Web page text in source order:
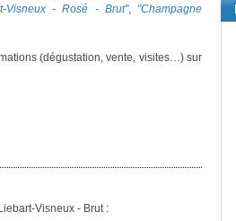
Visneux - Rosé - Brut", "Champagne
(dégustation, vente, visites…) sur
Visneux - Brut :